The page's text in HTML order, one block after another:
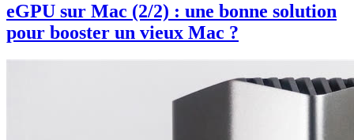
eGPU sur Mac (2/2) : une bonne solution
pour booster un vieux Mac ?